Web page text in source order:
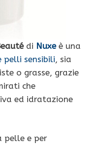
di Nuxeè una
pelli sensibili, sia
o grasse, grazie
che
ed idratazione
pelle e per